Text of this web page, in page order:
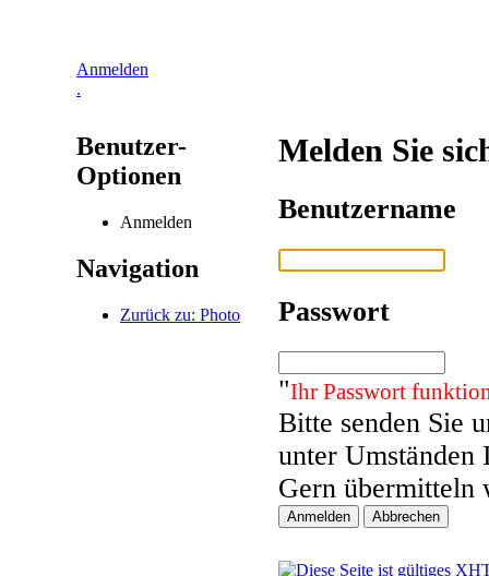
Anmelden
.
Benutzer-
Optionen
Anmelden
Navigation
Zurück zu: Photo
Melden Sie
Benutzername
Passwort
"Ihr Passwort
Bitte senden Sie
unter Umständen
Gern übermitteln